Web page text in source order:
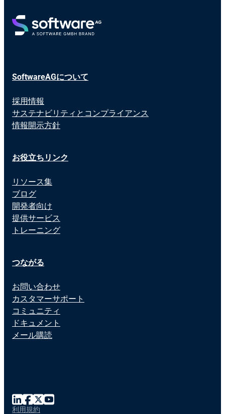
SoftwareAGについて
採用情報
サステナビリティとコンプライアンス
情報開示方針
お役立ちリンク
リソース集
ブログ
開発者向け
提供サービス
トレーニング
つながる
お問い合わせ
カスタマーサポート
コミュニティ
ドキュメント
メール購読
利用規約